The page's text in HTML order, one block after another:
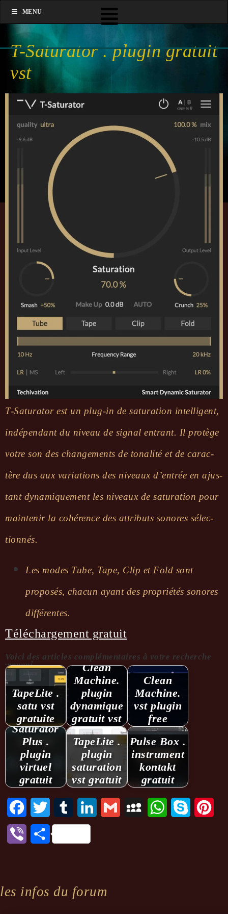
T-Satu­ra­tor . plugin gratuit
vst
T-Satu­ra­tor est un plug-in de satu­ra­tion intel­li­gent,
indé­pen­dant du niveau de signal entrant. Il protège
votre son des chan­ge­ments de tona­lité et de carac­
tère dus aux varia­tions des niveaux d’en­trée en ajus­
tant dyna­mique­ment les niveaux de satu­ra­tion pour
main­te­nir la cohé­rence des attri­buts sonores sélec­
tion­nés.
Les modes Tube, Tape, Clip et Fold sont
propo­sés, chacun ayant des proprié­tés sonores
diffé­rentes.
Téléchargement gratuit
Voici des articles complémentaires à votre recherche
...........:
TapeLite .
satu vst
gratuite
Clean
Machine.
plugin
dynamique
gratuit vst
Clean
Machine.
vst plugin
free
Saturator
Plus .
plugin
virtuel
gratuit
TapeLite .
plugin
saturation
vst gratuit
Pulse Box .
instrument
kontakt
gratuit
FacebookTwitter Tumblr LinkedInGmail MySpaceWhatsAppSkype
Viber Partager
les infos du forum
MENU